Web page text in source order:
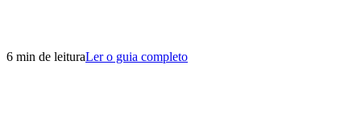
6 min de leituraLer o guia completo